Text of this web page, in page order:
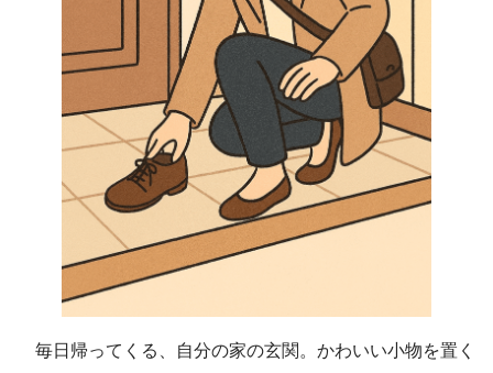
毎日帰ってくる、自分の家の玄関。かわいい小物を置く